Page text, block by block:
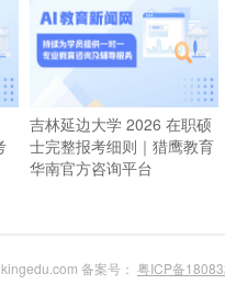
吉林延边大学 2026 在职硕
士完整报考细则｜猎鹰教育
华南官方咨询平台
备案号： 粤ICP备